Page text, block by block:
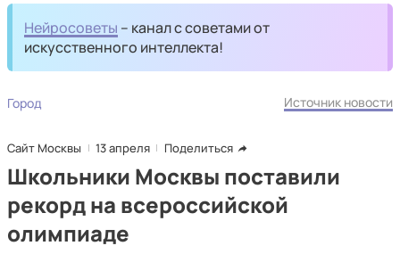
Нейросоветы – канал с советами от
искусственного интеллекта!
Город Источник новости
Сайт Москвы 13 апреля Поделиться
Школьники Москвы поставили
рекорд на всероссийской
олимпиаде